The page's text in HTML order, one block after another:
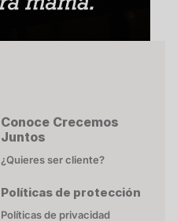
Conoce Crecemos
Juntos
¿Quieres ser cliente?
Políticas de protección
Políticas de privacidad